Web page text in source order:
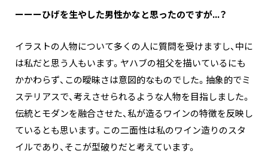
ーーーひげを生やした男性かなと思ったのですが…？
イラストの人物について多くの人に質問を受けますし、中に
は私だと思う人もいます。ヤハブの祖父を描いているにも
かかわらず、この曖昧さは意図的なものでした。抽象的でミ
ステリアスで、考えさせられるような人物を目指しました。
伝統とモダンを融合させた、私が造るワインの特徴を反映し
ているとも思います。この二面性は私のワイン造りのスタ
イルであり、そこが型破りだと考えています。